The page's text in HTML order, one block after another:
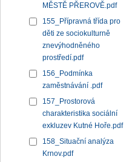
MĚSTĚ PŘEROVĚ.pdf
155_Přípravná třída pro
děti ze sociokulturně
znevýhodněného
prostředí.pdf
156_Podmínka
zaměstnávání .pdf
157_Prostorová
charakteristika sociální
exkluzev Kutné Hoře.pdf
158_Situační analýza
Krnov.pdf